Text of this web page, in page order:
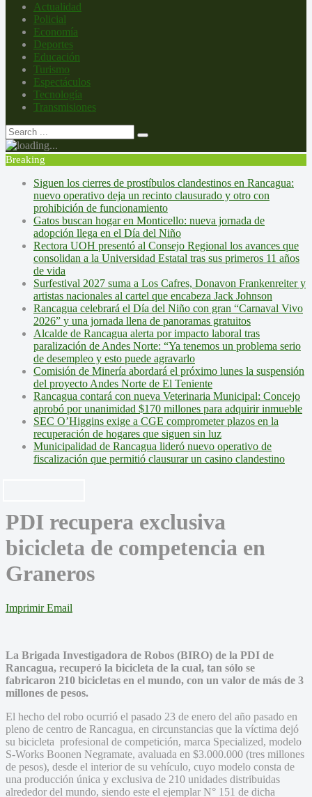
Actualidad
Policial
Economía
Deportes
Educación
Turismo
Espectáculos
Tecnología
Transmisiones
Breaking
Siguen los cierres de prostíbulos clandestinos en Rancagua:
nuevo operativo deja un recinto clausurado y otro con
prohibición de funcionamiento
Gatos buscan hogar en Monticello: nueva jornada de
adopción llega en el Día del Niño
Rectora UOH presentó al Consejo Regional los avances que
consolidan a la Universidad Estatal tras sus primeros 11 años
de vida
Surfestival 2027 suma a Los Cafres, Donavon Frankenreiter y
artistas nacionales al cartel que encabeza Jack Johnson
Rancagua celebrará el Día del Niño con gran “Carnaval Vivo
2026” y una jornada llena de panoramas gratuitos
Alcalde de Rancagua alerta por impacto laboral tras
paralización de Andes Norte: “Ya tenemos un problema serio
de desempleo y esto puede agravarlo
Comisión de Minería abordará el próximo lunes la suspensión
del proyecto Andes Norte de El Teniente
Rancagua contará con nueva Veterinaria Municipal: Concejo
aprobó por unanimidad $170 millones para adquirir inmueble
SEC O’Higgins exige a CGE comprometer plazos en la
recuperación de hogares que siguen sin luz
Municipalidad de Rancagua lideró nuevo operativo de
fiscalización que permitió clausurar un casino clandestino
PDI recupera exclusiva
bicicleta de competencia en
Graneros
Imprimir Email
La Brigada Investigadora de Robos (BIRO) de la PDI de
Rancagua, recuperó la bicicleta de la cual, tan sólo se
fabricaron 210 bicicletas en el mundo, con un valor de más de 3
millones de pesos.
El hecho del robo ocurrió el pasado 23 de enero del año pasado en
pleno de centro de Rancagua, en circunstancias que la víctima dejó
su bicicleta profesional de competición, marca Specialized, modelo
S-Works Boonen Negramate, avaluada en $3.000.000 (tres millones
de pesos), desde el interior de su vehículo, cuyo modelo consta de
una producción única y exclusiva de 210 unidades distribuidas
alrededor del mundo, siendo este el ejemplar N° 151 de dicha